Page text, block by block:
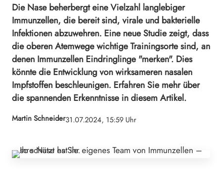
Die Nase beherbergt eine Vielzahl langlebiger
Immunzellen, die bereit sind, virale und bakterielle
Infektionen abzuwehren. Eine neue Studie zeigt, dass
die oberen Atemwege wichtige Trainingsorte sind, an
denen Immunzellen Eindringlinge "merken". Dies
könnte die Entwicklung von wirksameren nasalen
Impfstoffen beschleunigen. Erfahren Sie mehr über
die spannenden Erkenntnisse in diesem Artikel.
Martin Schneider31.07.2024, 15:59 Uhr